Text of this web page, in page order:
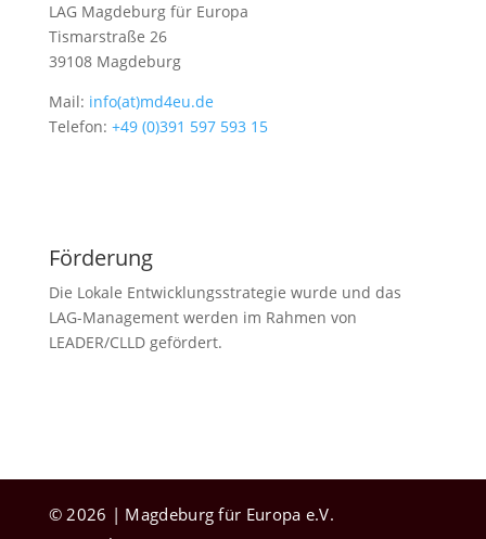
LAG Magdeburg für Europa
Tismarstraße 26
39108 Magdeburg
Mail: info(at)md4eu.de
Telefon: +49 (0)391 597 593 15
Förderung
Die Lokale Entwicklungsstrategie wurde und das
LAG-Management werden im Rahmen von
LEADER/CLLD gefördert.
© 2026 | Magdeburg für Europa e.V.